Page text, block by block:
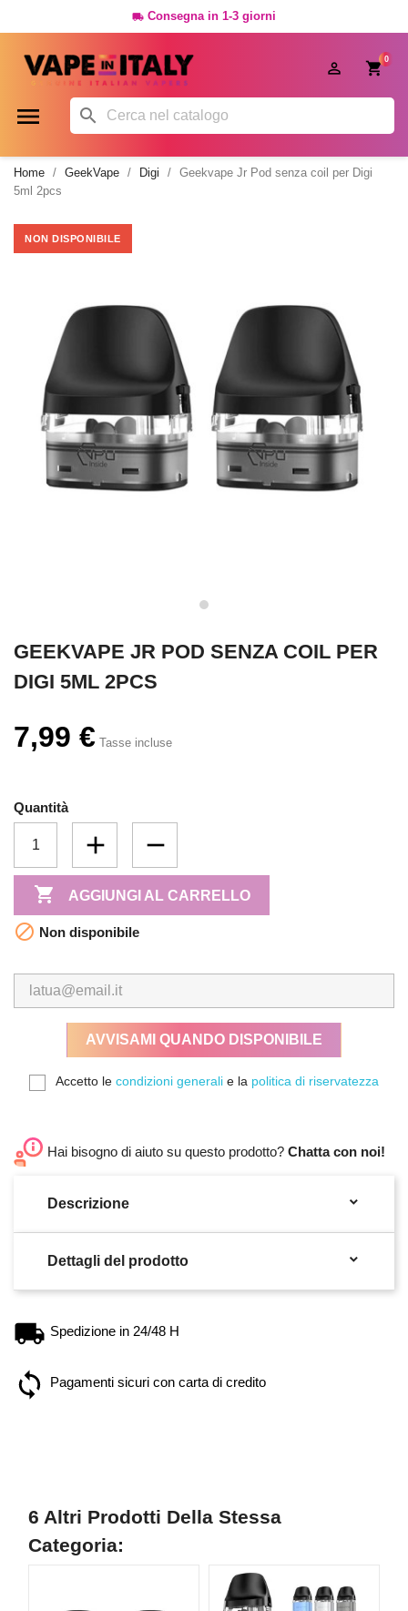
 Consegna in 1-3 giorni
0

 
Home GeekVape Digi
Geekvape Jr Pod senza coil per Digi
5ml 2pcs
NON DISPONIBILE
GEEKVAPE JR POD SENZA COIL PER
DIGI 5ML 2PCS
7,99 € Tasse incluse
Quantità
 AGGIUNGI AL CARRELLO
 Non disponibile
AVVISAMI QUANDO DISPONIBILE
Accetto le condizioni generali e la politica di riservatezza
Hai bisogno di aiuto su questo prodotto? Chatta con noi!
Descrizione 
Dettagli del prodotto 
Spedizione in 24/48 H
Pagamenti sicuri con carta di credito
6 Altri Prodotti Della Stessa
Categoria: